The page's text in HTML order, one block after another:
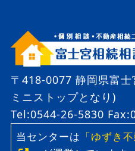
〒418-0077 静岡県富
ミニストップとなり)
Tel:0544-26-5830
当センターは 「ゆずき